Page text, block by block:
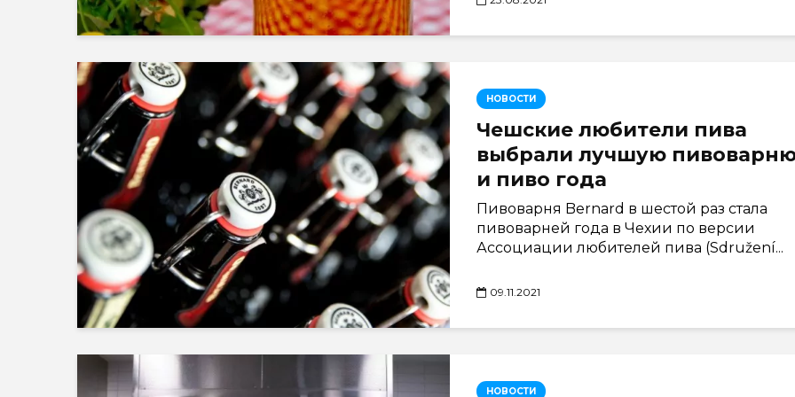
НОВОСТИ
Чешские любители пива
выбрали лучшую
и пиво года
Пивоварня Bernard в шестой раз стала
пивоварней года в Чехии по версии
Ассоциации любителей пива (Sdružení...
09.11.2021
НОВОСТИ